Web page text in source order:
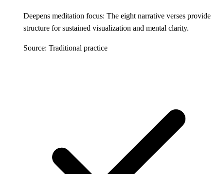
Deepens meditation focus: The eight narrative verses provide
structure for sustained visualization and mental clarity.
Source: Traditional practice